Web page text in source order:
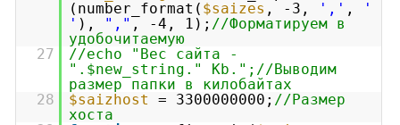
(number_format( $saizes , -3, ',' ,
'
' ), "," , -4, 1); //Форматируем в
удобочитаемую
27
//echo "Вес сайта -
".$new_string." Kb.";//Выводим
размер папки в килобайтах
28
$saizhost = 3300000000; //Размер
хоста